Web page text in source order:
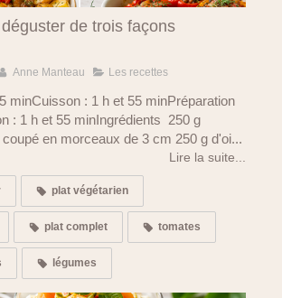
de trois façons
Anne Manteau Les recettes
minCuisson : 1 h et 55 minPréparation
: 1 h et 55 minIngrédients 250 g
en morceaux de 3 cm 250 g d'oi...
Lire la suite...
plat végétarien
plat complet tomates
légumes